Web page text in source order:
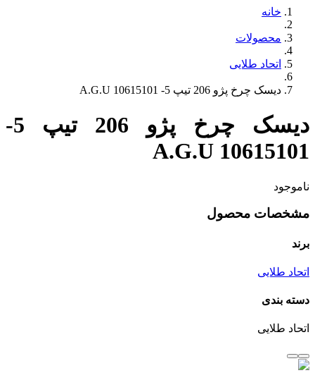
خانه
محصولات
اتحاد طلایی
دیسک چرخ پژو 206 تیپ 5- 10615101 A.G.U
دیسک چرخ پژو 206 تیپ 5-
10615101 A.G.U
ناموجود
مشخصات محصول
برند
اتحاد طلایی
دسته بندی
اتحاد طلایی